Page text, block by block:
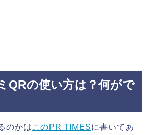
QRの使い方は？何がで
のかは このPR TIMESに書いてあ